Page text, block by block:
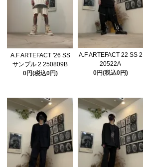
A.F ARTEFACT '26 SS
サンプル 2 250809B
0円(税込0円)
A.F ARTEFACT 22 SS 2
20522A
0円(税込0円)